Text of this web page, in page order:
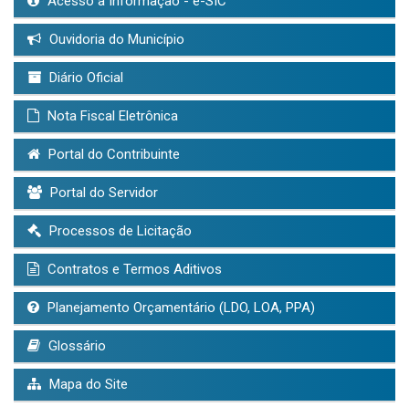
Ouvidoria do Município
Diário Oficial
Nota Fiscal Eletrônica
Portal do Contribuinte
Portal do Servidor
Processos de Licitação
Contratos e Termos Aditivos
Planejamento Orçamentário (LDO, LOA, PPA)
Glossário
Mapa do Site